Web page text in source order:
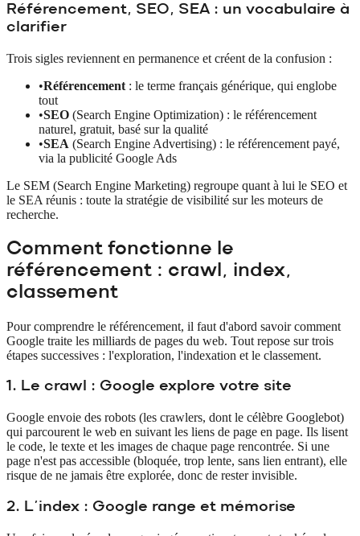
Référencement, SEO, SEA : un vocabulaire à
clarifier
Trois sigles reviennent en permanence et créent de la confusion :
•Référencement : le terme français générique, qui englobe
tout
•SEO (Search Engine Optimization) : le référencement
naturel, gratuit, basé sur la qualité
•SEA (Search Engine Advertising) : le référencement payé,
via la publicité Google Ads
Le SEM (Search Engine Marketing) regroupe quant à lui le SEO et
le SEA réunis : toute la stratégie de visibilité sur les moteurs de
recherche.
Comment fonctionne le
référencement : crawl, index,
classement
Pour comprendre le référencement, il faut d'abord savoir comment
Google traite les milliards de pages du web. Tout repose sur trois
étapes successives : l'exploration, l'indexation et le classement.
1. Le crawl : Google explore votre site
Google envoie des robots (les crawlers, dont le célèbre Googlebot)
qui parcourent le web en suivant les liens de page en page. Ils lisent
le code, le texte et les images de chaque page rencontrée. Si une
page n'est pas accessible (bloquée, trop lente, sans lien entrant), elle
risque de ne jamais être explorée, donc de rester invisible.
2. L'index : Google range et mémorise